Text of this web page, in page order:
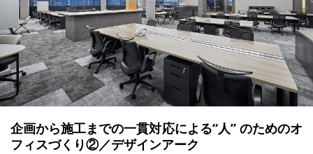
企画から施工までの一貫対応による“人” のためのオ
フィスづくり②／デザインアーク